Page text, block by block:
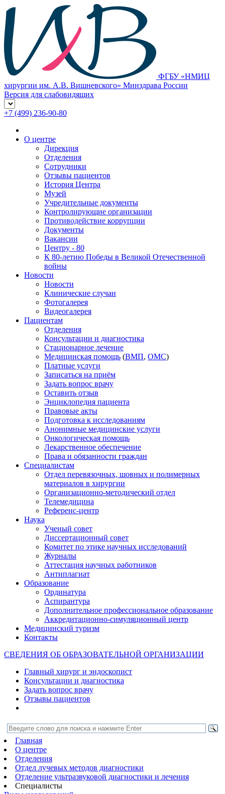
ФГБУ «НМИЦ
хирургии им. А.В. Вишневского» Минздрава России
Версия для слабовидящих
+7 (499) 236-90-80
О центре
Дирекция
Отделения
Сотрудники
Отзывы пациентов
История Центра
Музей
Учредительные документы
Контролирующие организации
Противодействие коррупции
Документы
Вакансии
Центру - 80
К 80-летию Победы в Великой Отечественной
войны
Новости
Новости
Клинические случаи
Фотогалерея
Видеогалерея
Пациентам
Отделения
Консультации и диагностика
Стационарное лечение
Медицинская помощь (ВМП, ОМС)
Платные услуги
Записаться на приём
Задать вопрос врачу
Оставить отзыв
Энциклопедия пациента
Правовые акты
Подготовка к исследованиям
Анонимные медицинские услуги
Онкологическая помощь
Лекарственное обеспечение
Права и обязанности граждан
Специалистам
Отдел перевязочных, шовных и полимерных
материалов в хирургии
Организационно-методический отдел
Телемедицина
Референс-центр
Наука
Ученый совет
Диссертационный совет
Комитет по этике научных исследований
Журналы
Аттестация научных работников
Антиплагиат
Образование
Ординатура
Аспирантура
Дополнительное профессиональное образование
Аккредитационно-симуляционный центр
Медицинский туризм
Контакты
СВЕДЕНИЯ ОБ ОБРАЗОВАТЕЛЬНОЙ ОРГАНИЗАЦИИ
Главный хирург и эндоскопист
Консультации и диагностика
Задать вопрос врачу
Отзывы пациентов
Главная
О центре
Отделения
Отдел лучевых методов диагностики
Отделение ультразвуковой диагностики и лечения
Специалисты